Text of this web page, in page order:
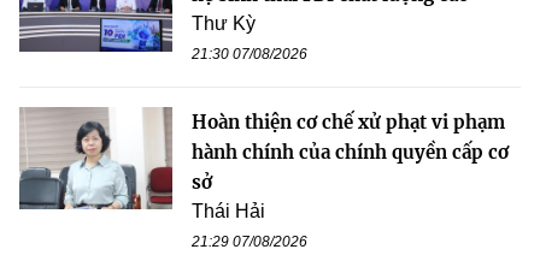
Thư Kỳ
21:30 07/08/2026
Hoàn thiện cơ chế xử phạt vi phạm
hành chính của chính quyền cấp cơ
sở
Thái Hải
21:29 07/08/2026